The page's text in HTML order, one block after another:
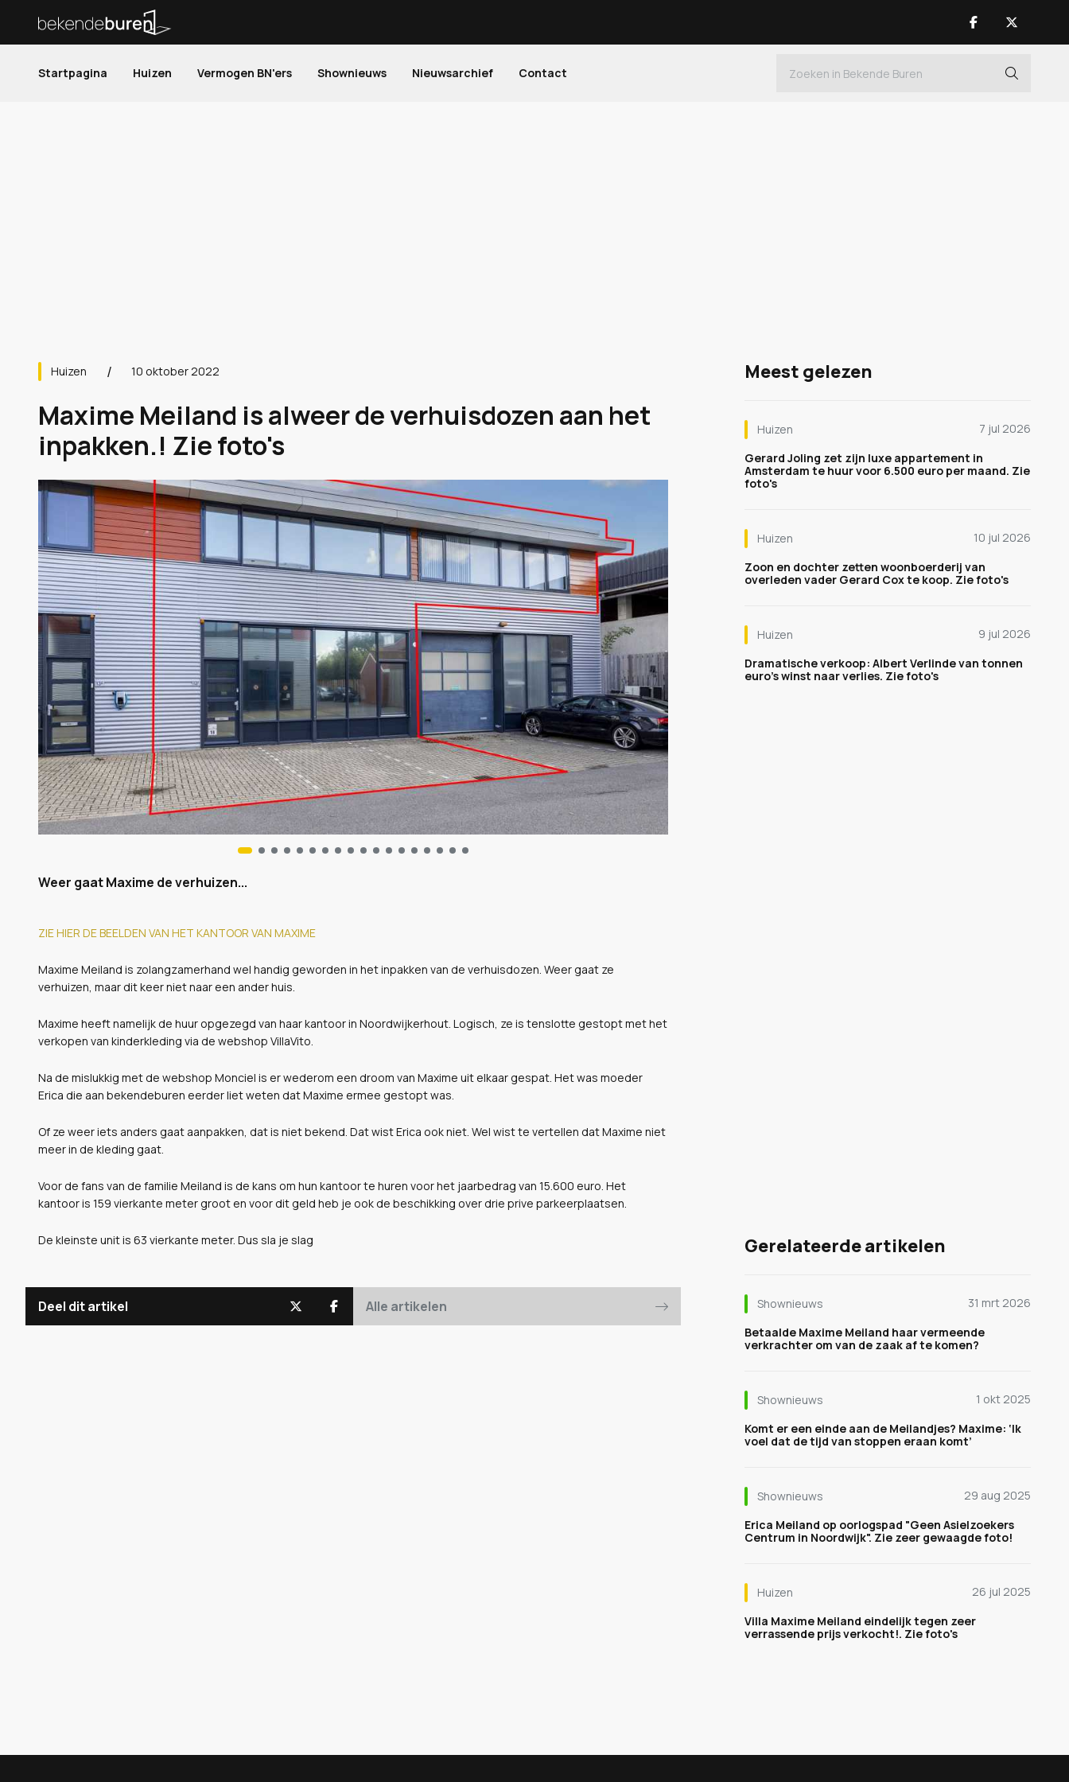
Startpagina Huizen Vermogen BN'ers Shownieuws Nieuwsarchief Contact
Huizen 10 oktober 2022
Maxime Meiland is alweer de verhuisdozen aan het
inpakken.! Zie foto's
Weer gaat Maxime de verhuizen...
ZIE HIER DE BEELDEN VAN HET KANTOOR VAN MAXIME
Maxime Meiland is zolangzamerhand wel handig geworden in het inpakken van de verhuisdozen. Weer gaat ze
verhuizen, maar dit keer niet naar een ander huis.
Maxime heeft namelijk de huur opgezegd van haar kantoor in Noordwijkerhout. Logisch, ze is tenslotte gestopt met het
verkopen van kinderkleding via de webshop VillaVito.
Na de mislukkig met de webshop Monciel is er wederom een droom van Maxime uit elkaar gespat. Het was moeder
Erica die aan bekendeburen eerder liet weten dat Maxime ermee gestopt was.
Of ze weer iets anders gaat aanpakken, dat is niet bekend. Dat wist Erica ook niet. Wel wist te vertellen dat Maxime niet
meer in de kleding gaat.
Voor de fans van de familie Meiland is de kans om hun kantoor te huren voor het jaarbedrag van 15.600 euro. Het
kantoor is 159 vierkante meter groot en voor dit geld heb je ook de beschikking over drie prive parkeerplaatsen.
De kleinste unit is 63 vierkante meter. Dus sla je slag
Deel dit artikel Alle artikelen
Meest gelezen
Huizen
7 jul 2026
Gerard Joling zet zijn luxe appartement in
Amsterdam te huur voor 6.500 euro per maand. Zie
foto's
Huizen
10 jul 2026
Zoon en dochter zetten woonboerderij van
overleden vader Gerard Cox te koop. Zie foto's
Huizen
9 jul 2026
Dramatische verkoop: Albert Verlinde van tonnen
euro's winst naar verlies. Zie foto's
Gerelateerde artikelen
Shownieuws
31 mrt 2026
Betaalde Maxime Meiland haar vermeende
verkrachter om van de zaak af te komen?
Shownieuws
1 okt 2025
Komt er een einde aan de Meilandjes? Maxime: ‘Ik
voel dat de tijd van stoppen eraan komt’
Shownieuws
29 aug 2025
Erica Meiland op oorlogspad "Geen Asielzoekers
Centrum in Noordwijk". Zie zeer gewaagde foto!
Huizen
26 jul 2025
Villa Maxime Meiland eindelijk tegen zeer
verrassende prijs verkocht!. Zie foto's